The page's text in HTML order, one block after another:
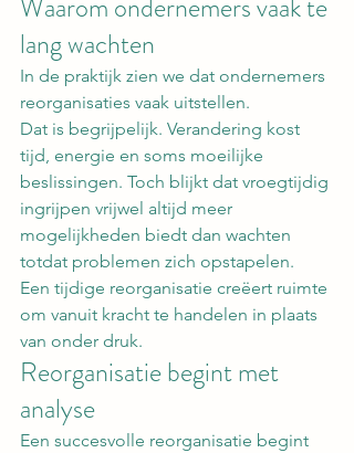
Waarom ondernemers vaak te
lang wachten
In de praktijk zien we dat ondernemers
reorganisaties vaak uitstellen.
Dat is begrijpelijk. Verandering kost
tijd, energie en soms moeilijke
beslissingen. Toch blijkt dat vroegtijdig
ingrijpen vrijwel altijd meer
mogelijkheden biedt dan wachten
totdat problemen zich opstapelen.
Een tijdige reorganisatie creëert ruimte
om vanuit kracht te handelen in plaats
van onder druk.
Reorganisatie begint met
analyse
Een succesvolle reorganisatie begint